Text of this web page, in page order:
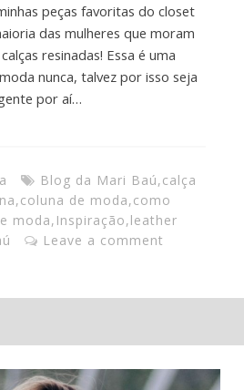
peças favoritas do closet
das mulheres que moram
resinadas! Essa é uma
nunca, talvez por isso seja
por aí…
Blog da Mari Baú,calça
,coluna de moda,como
moda, Inspiração,leather
Leave a comment